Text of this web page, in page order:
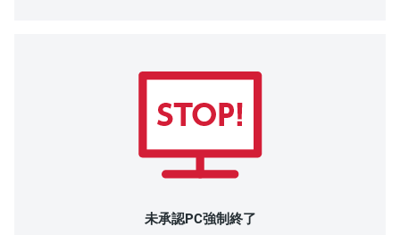
未承認PC強制終了